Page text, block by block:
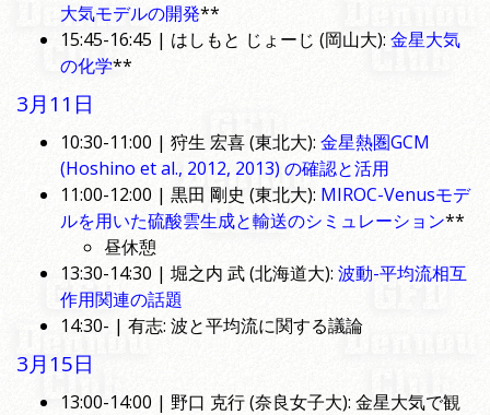
大気モデルの開発**
15:45-16:45 | はしもと じょーじ (岡山大): 金星大気
の化学**
3月11日
10:30-11:00 | 狩生 宏喜 (東北大): 金星熱圏GCM
(Hoshino et al., 2012, 2013) の確認と活用
11:00-12:00 | 黒田 剛史 (東北大): MIROC-Venusモデ
ルを用いた硫酸雲生成と輸送のシミュレーション**
昼休憩
13:30-14:30 | 堀之内 武 (北海道大): 波動-平均流相互
作用関連の話題
14:30- | 有志: 波と平均流に関する議論
3月15日
13:00-14:00 | 野口 克行 (奈良女子大): 金星大気で観